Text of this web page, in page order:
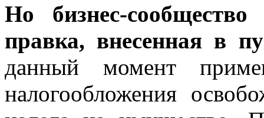
Но бизнес-
правка, внесенная в
данный момент
налогообложения